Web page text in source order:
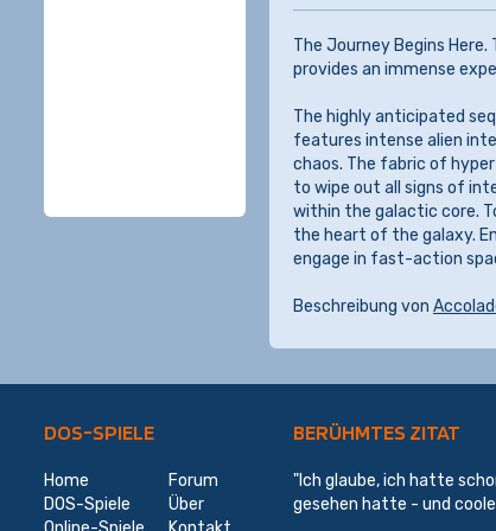
The Journey Begins Here.
provides an immense
The highly anticipated
features intense alien
chaos. The fabric of
to wipe out all signs of
within the galactic core.
the heart of the galaxy.
engage in fast-action
Beschreibung von
DOS-SPIELE
Home
DOS-Spiele
Forum
Über
BERÜHMTES ZITAT
"Ich glaube, ich hatte
gesehen hatte - und